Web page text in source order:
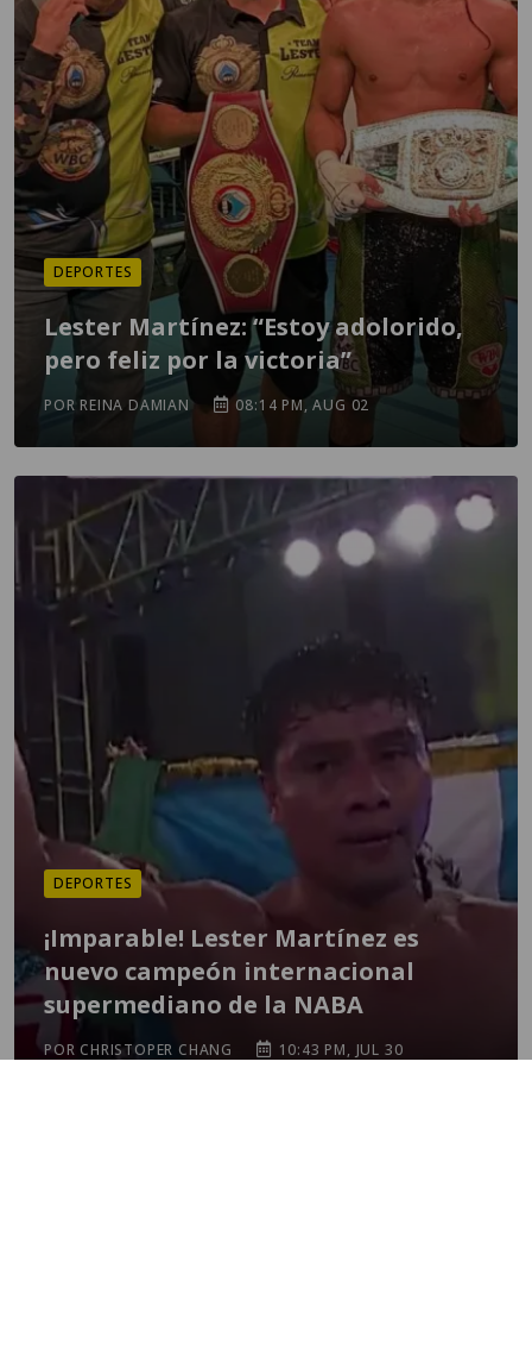
DEPORTES
Lester Martínez: “Estoy adolorido,
pero feliz por la victoria”
POR REINA DAMIAN 08:14 PM, AUG 02
DEPORTES
¡Imparable! Lester Martínez es
nuevo campeón internacional
supermediano de la NABA
POR CHRISTOPER CHANG 10:43 PM, JUL 30